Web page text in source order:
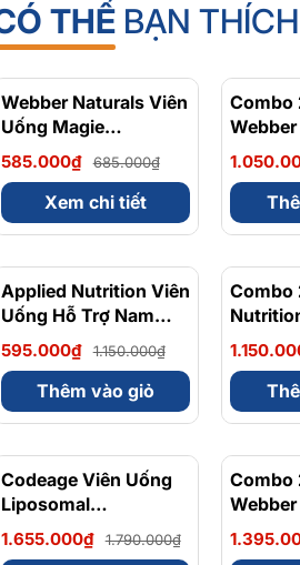
THỂBẠN THÍCH
- 15%
Webber Naturals Viên
Uống Magie
Magnesium
Bisglycinate 200mg -
Chính Ngạch Canada,
Xuất VAT
585.000₫ 685.000₫
Xem chi tiết
Combo
Uống
Hấp
Hệ Tiêu
Hộp
- 48%
Applied Nutrition Viên
Uống Hỗ Trợ Nam
Giới 120 viên - Chính
Ngạch Anh Quốc, Bán
Chạy
595.000₫ 1.150.000₫
Thêm vào giỏ
Combo
Hỗ Trợ
viên
- 8%
Codeage Viên Uống
Liposomal
Magnesium Magie
Glycinate Hữu Cơ
1.655.000₫ 1.790.000₫
Combo
Omega
EPA/